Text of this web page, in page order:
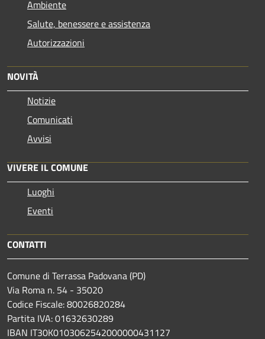
Ambiente
Salute, benessere e assistenza
Autorizzazioni
NOVITÀ
Notizie
Comunicati
Avvisi
VIVERE IL COMUNE
Luoghi
Eventi
CONTATTI
Comune di Terrassa Padovana (PD)
Via Roma n. 54 - 35020
Codice Fiscale: 80026820284
Partita IVA: 01632630289
IBAN IT30K0103062542000000431127